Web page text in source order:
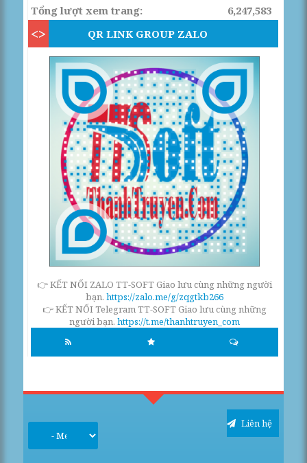
Tổng lượt xem trang:
6,247,583
QR LINK GROUP ZALO
👉 KẾT NỐI ZALO TT-SOFT Giao lưu cùng những người
bạn. https://zalo.me/g/zqgtkb266
👉 KẾT NỐI Telegram TT-SOFT Giao lưu cùng những
người bạn. https://t.me/thanhtruyen_com
Liên hệ